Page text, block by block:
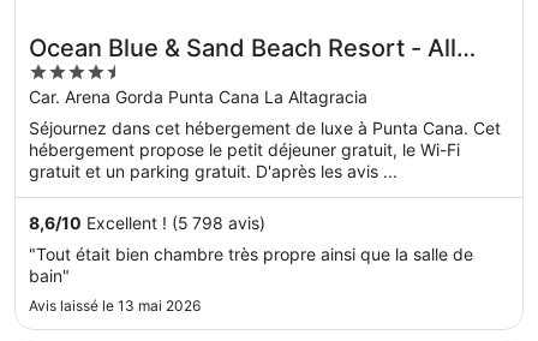
Ocean Blue & Sand Beach Resort - All
Inclusive
4.5
out
of
5
Car. Arena Gorda Punta Cana La Altagracia
Séjournez dans cet hébergement de luxe à Punta Cana. Cet
hébergement propose le petit déjeuner gratuit, le Wi-Fi
gratuit et un parking gratuit. D'après les avis ...
8,6/10 Excellent ! (5 798 avis)
"Tout était bien chambre très propre ainsi que la salle de
bain"
Avis laissé le 13 mai 2026